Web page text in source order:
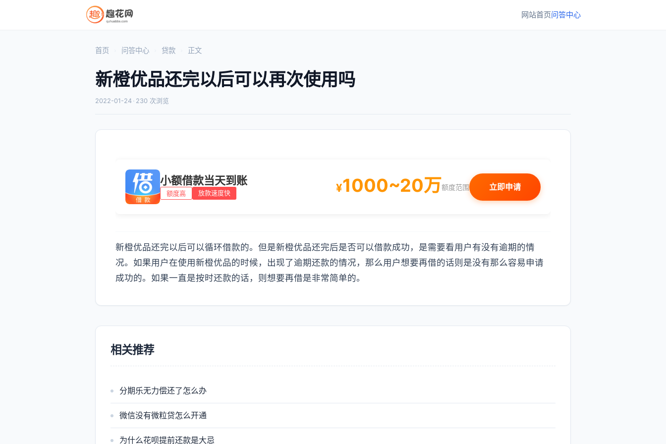
网站首页问答中心
首页 问答中心 贷款 正文
新橙优品还完以后可以再次使用吗
2022-01-24 · 230 次浏览
小额借款当天到账
额度高 放款速度快 ¥1000~20万额度范围 立即申请
新橙优品还完以后可以循环借款的。但是新橙优品还完后是否可以借款成功，是需要看用户有没有逾期的情
况。如果用户在使用新橙优品的时候，出现了逾期还款的情况，那么用户想要再借的话则是没有那么容易申请
成功的。如果一直是按时还款的话，则想要再借是非常简单的。
相关推荐
分期乐无力偿还了怎么办
微信没有微粒贷怎么开通
为什么花呗提前还款是大忌